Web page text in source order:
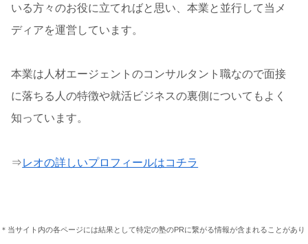
いる方々のお役に立てればと思い、本業と並行して当メ
ディアを運営しています。
本業は人材エージェントのコンサルタント職なので面接
に落ちる人の特徴や就活ビジネスの裏側についてもよく
知っています。
⇒レオの詳しいプロフィールはコチラ
＊当サイト内の各ページには結果として特定の塾のPRに繋がる情報が含まれることがあり